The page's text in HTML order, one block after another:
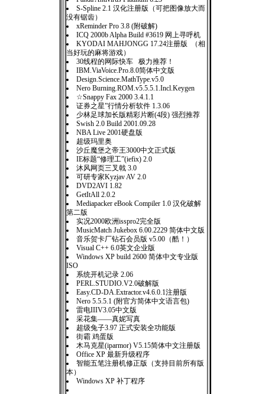
S-Spline 2.1 汉化注册版（可把图像放大而
没有锯齿）
xReminder Pro 3.8 (附破解)
ICQ 2000b Alpha Build #3619 网上寻呼机
KYODAI MAHJONGG 17.24注册版 （相
当好玩的麻将游戏）
30线程的网际快车 极力推荐！
IBM.ViaVoice.Pro.8.0简体中文版
Design.Science.MathType.v5.0
Nero Burning.ROM.v5.5.5.1.Incl.Keygen
☆Snappy Fax 2000 3.4.1.1
证券之星”行情分析软件 1.3.06
少林足球加长版精彩片断(4段) 强烈推荐
Swish 2.0 Build 2001.09.28
NBA Live 2001硬盘版
超级玛里奥
沙丘魔堡之帝王3000中文正式版
IE标题“修理工”(iefix) 2.0
沐风网页三叉戟 3.0
可研专家Kyzjav AV 2.0
DVD2AVI 1.82
GetItAll 2.0.2
Mediapacker eBook Compiler 1.0 汉化破解
第二版
实况2000欧洲isspro2完全版
MusicMatch Jukebox 6.00.2229 简体中文版
音乐贺卡厂钻石会员版 v5.00（酷！）
Visual C++ 6.0英文企业版
Windows XP build 2600 简体中文专业版
ISO
系统开机记录 2.06
PERL.STUDIO.V2.0破解版
Easy.CD-DA.Extractor.v4.6.0.1注册版
Nero 5.5.5.1 (附官方简体中文语言包)
雷电IIIV3.05中文版
采花集——真妮写真
超级兔子3.97 正式安装全功能版
街霸 鸡蛋版
木马克星(iparmor) V5.15简体中文注册版
Office XP 最新升级程序
智能五笔注册机修正版（支持目前所有版
本）
Windows XP 补丁程序